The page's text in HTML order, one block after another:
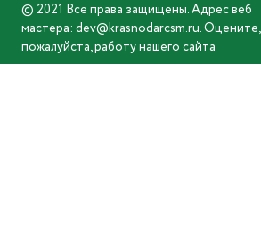
© 2021 Все права защищены. Адрес веб
мастера: dev@krasnodarcsm.ru. Оцените,
пожалуйста, работу нашего сайта